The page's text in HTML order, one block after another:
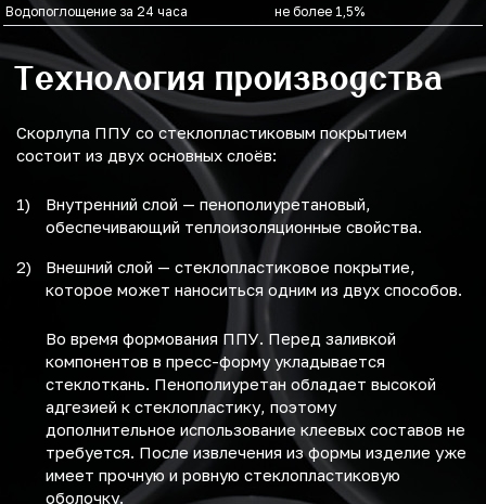
Водопоглощение за 24 часа
не более 1,5%
Технология производства
Скорлупа ППУ со стеклопластиковым покрытием
состоит из двух основных слоёв:
Внутренний слой — пенополиуретановый,
обеспечивающий теплоизоляционные свойства.
Внешний слой — стеклопластиковое покрытие,
которое может наноситься одним из двух способов.
Во время формования ППУ. Перед заливкой
компонентов в пресс-форму укладывается
стеклоткань. Пенополиуретан обладает высокой
адгезией к стеклопластику, поэтому
дополнительное использование клеевых составов не
требуется. После извлечения из формы изделие уже
имеет прочную и ровную стеклопластиковую
оболочку.